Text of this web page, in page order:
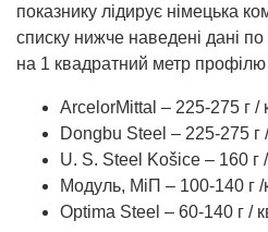
показнику лідирує німецька
списку нижче наведені дані по
на 1 квадратний метр профілю
ArcelorMittal – 225-275 г /
Dongbu Steel – 225-275 г
U. S. Steel Košice – 160 г
Модуль, МіП – 100-140 г /
Optima Steel – 60-140 г /